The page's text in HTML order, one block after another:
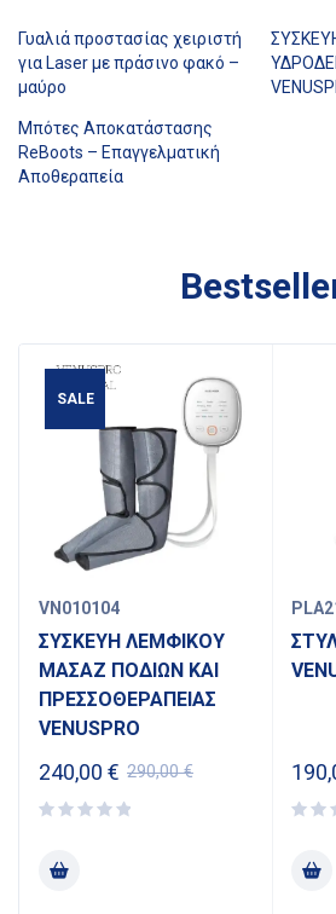
Γυαλιά προστασίας χειριστή
για Laser με πράσινο φακό –
μαύρο
Μπότες Αποκατάστασης
ReBoots – Επαγγελματική
Αποθεραπεία
SALE
VN010104
ΣΥΣΚΕΥΗ ΛΕΜΦΙΚΟΥ
ΜΑΣΑΖ ΠΟΔΙΩΝ ΚΑΙ
ΠΡΕΣΣΟΘΕΡΑΠΕΙΑΣ
VENUSPRO
290,00€
240,00 €